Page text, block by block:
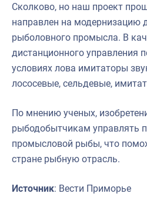
Сколково, но наш проект
направлен на модернизацию
рыболовного промысла. В
дистанционного управления
условиях лова имитаторы
лососевые, сельдевые,
По мнению ученых,
рыбодобытчикам управлять
промысловой рыбы, что
стране рыбную отрасль.
Источник: Вести Приморье